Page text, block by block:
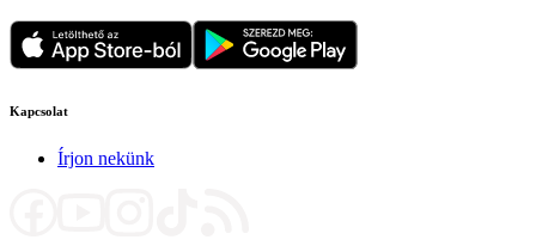
Kapcsolat
Írjon nekünk